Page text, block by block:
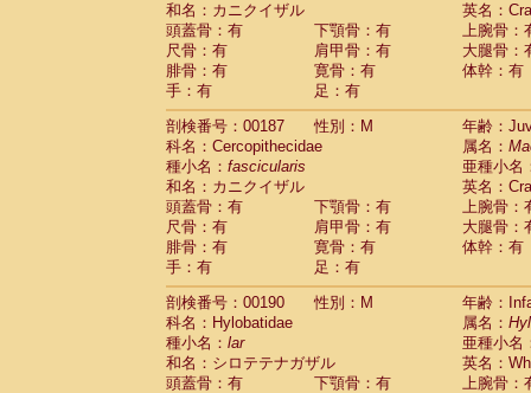
和名：カニクイザル
英名：
頭蓋骨：有
下顎骨：有
上腕骨：
尺骨：有
肩甲骨：有
大腿骨：
腓骨：有
寛骨：有
体幹：有
手：有
足：有
剖検番号：00187
性別：M
年齢：
科名：Cercopithecidae
属名：
種小名： fascicularis
亜種小名
和名：カニクイザル
英名：
頭蓋骨：有
下顎骨：有
上腕骨：
尺骨：有
肩甲骨：有
大腿骨：
腓骨：有
寛骨：有
体幹：有
手：有
足：有
剖検番号：00190
性別：M
年齢：
科名：Hylobatidae
属名：
種小名： lar
亜種小名
和名：シロテテナガザル
英名：
頭蓋骨：有
下顎骨：有
上腕骨：